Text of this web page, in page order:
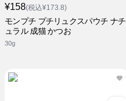
¥158(税込¥173.8)
モンプチ プチリュクスパウチ ナチ
ュラル 成猫 かつお
30g